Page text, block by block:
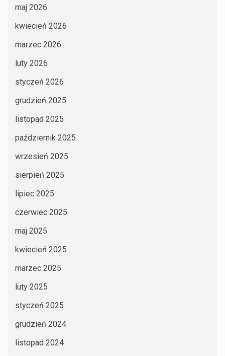
maj 2026
kwiecień 2026
marzec 2026
luty 2026
styczeń 2026
grudzień 2025
listopad 2025
październik 2025
wrzesień 2025
sierpień 2025
lipiec 2025
czerwiec 2025
maj 2025
kwiecień 2025
marzec 2025
luty 2025
styczeń 2025
grudzień 2024
listopad 2024